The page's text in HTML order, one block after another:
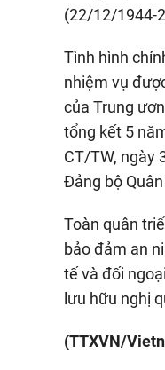
(22/12/1944-
Tình hình
nhiệm vụ
của Trung
tổng kết 5
CT/TW, ngày
Đảng bộ
Toàn quân
bảo đảm an
tế và đối
lưu hữu nghị
(TTXVN/